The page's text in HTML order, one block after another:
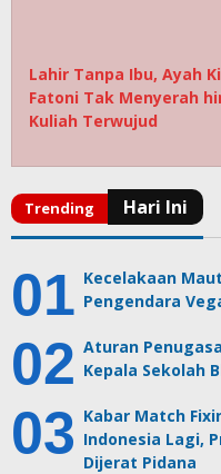
Lahir Tanpa Ibu, Ayah
Fatoni Tak Menyerah
Kuliah Terwujud
Kecelakaan
Pengendara
Aturan
Kepala Sekolah
Kabar Match
Indonesia Lagi,
Dijerat Pidana